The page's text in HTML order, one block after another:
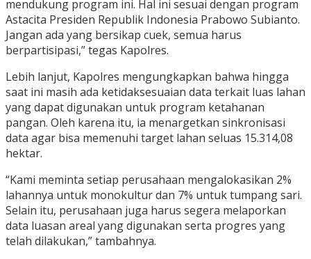
mendukung program ini. Hal ini sesuai dengan program
Astacita Presiden Republik Indonesia Prabowo Subianto.
Jangan ada yang bersikap cuek, semua harus
berpartisipasi,” tegas Kapolres.
Lebih lanjut, Kapolres mengungkapkan bahwa hingga
saat ini masih ada ketidaksesuaian data terkait luas lahan
yang dapat digunakan untuk program ketahanan
pangan. Oleh karena itu, ia menargetkan sinkronisasi
data agar bisa memenuhi target lahan seluas 15.314,08
hektar.
“Kami meminta setiap perusahaan mengalokasikan 2%
lahannya untuk monokultur dan 7% untuk tumpang sari.
Selain itu, perusahaan juga harus segera melaporkan
data luasan areal yang digunakan serta progres yang
telah dilakukan,” tambahnya.